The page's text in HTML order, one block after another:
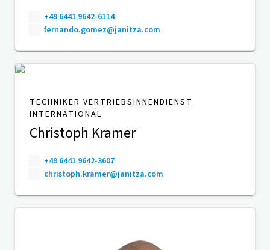
+49 6441 9642-6114
fernando.gomez@janitza.com
TECHNIKER VERTRIEBSINNENDIENST
INTERNATIONAL
Christoph Kramer
+49 6441 9642-3607
christoph.kramer@janitza.com